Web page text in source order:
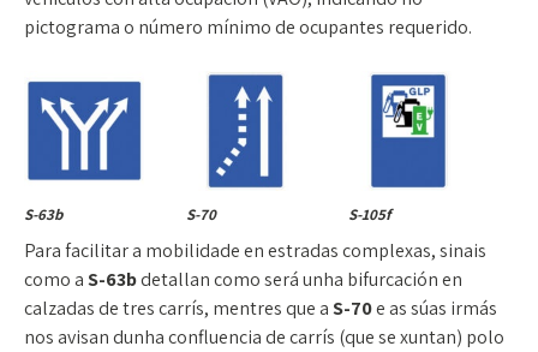
pictograma o número mínimo de ocupantes requerido.
S-63b S-70 S-105f
Para facilitar a mobilidade en estradas complexas, sinais
como aS-63bdetallan como será unha bifurcación en
calzadas de tres carrís, mentres que aS-70e as súas irmás
nos avisan dunha confluencia de carrís (que se xuntan) polo